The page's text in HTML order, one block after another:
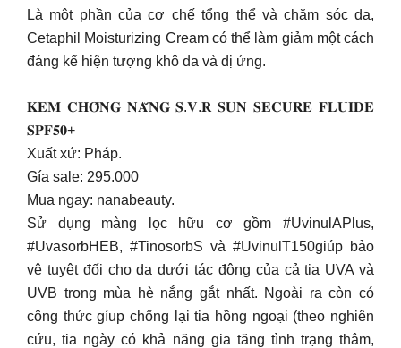
Là một phần của cơ chế tổng thể và chăm sóc da,
Cetaphil Moisturizing Cream có thể làm giảm một cách
đáng kể hiện tượng khô da và dị ứng.
𝐊𝐄𝐌 𝐂𝐇𝐎̂́𝐍𝐆 𝐍𝐀̆́𝐍𝐆 𝐒.𝐕.𝐑 𝐒𝐔𝐍 𝐒𝐄𝐂𝐔𝐑𝐄 𝐅𝐋𝐔𝐈𝐃𝐄
𝐒𝐏𝐅𝟓𝟎+
Xuất xứ: Pháp.
Gía sale: 295.000
Mua ngay: nanabeauty.
Sử dụng màng lọc hữu cơ gồm #UvinulAPlus,
#UvasorbHEB, #TinosorbS và #UvinulT150giúp bảo
vệ tuyệt đối cho da dưới tác động của cả tia UVA và
UVB trong mùa hè nắng gắt nhất. Ngoài ra còn có
công thức gíup chống lại tia hồng ngoại (theo nghiên
cứu, tia ngày có khả năng gia tăng tình trạng thâm,